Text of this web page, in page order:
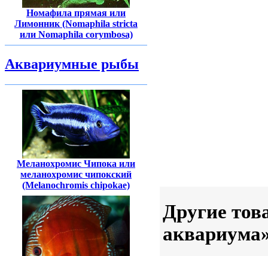
Номафила прямая или
Лимонник (Nomaphila stricta
или Nomaphila corymbosa)
Аквариумные рыбы
Меланохромис Чипока или
меланохромис чипокский
(Melanochromis chipokae)
Другие